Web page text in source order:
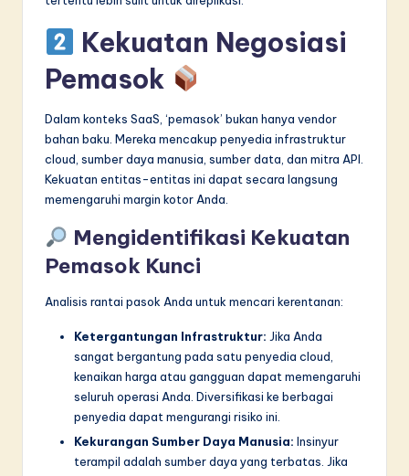
Kekuatan Negosiasi
Pemasok
Dalam konteks SaaS, ‘pemasok’ bukan hanya vendor
bahan baku. Mereka mencakup penyedia infrastruktur
cloud, sumber daya manusia, sumber data, dan mitra API.
Kekuatan entitas-entitas ini dapat secara langsung
memengaruhi margin kotor Anda.
Mengidentifikasi Kekuatan
Pemasok Kunci
Analisis rantai pasok Anda untuk mencari kerentanan:
Ketergantungan Infrastruktur: Jika Anda
sangat bergantung pada satu penyedia cloud,
kenaikan harga atau gangguan dapat memengaruhi
seluruh operasi Anda. Diversifikasi ke berbagai
penyedia dapat mengurangi risiko ini.
Kekurangan Sumber Daya Manusia: Insinyur
terampil adalah sumber daya yang terbatas. Jika